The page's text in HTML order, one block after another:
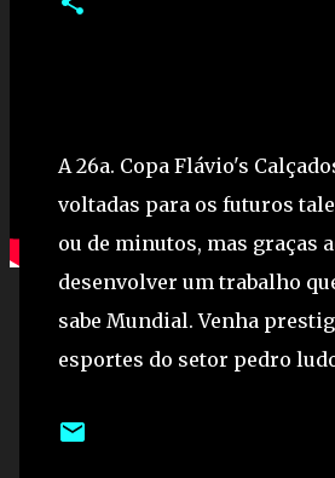
A 26a. Copa Flávio's
voltadas para os futuros
ou de minutos, mas graças
desenvolver um trabalho
sabe Mundial. Venha
esportes do setor pedro